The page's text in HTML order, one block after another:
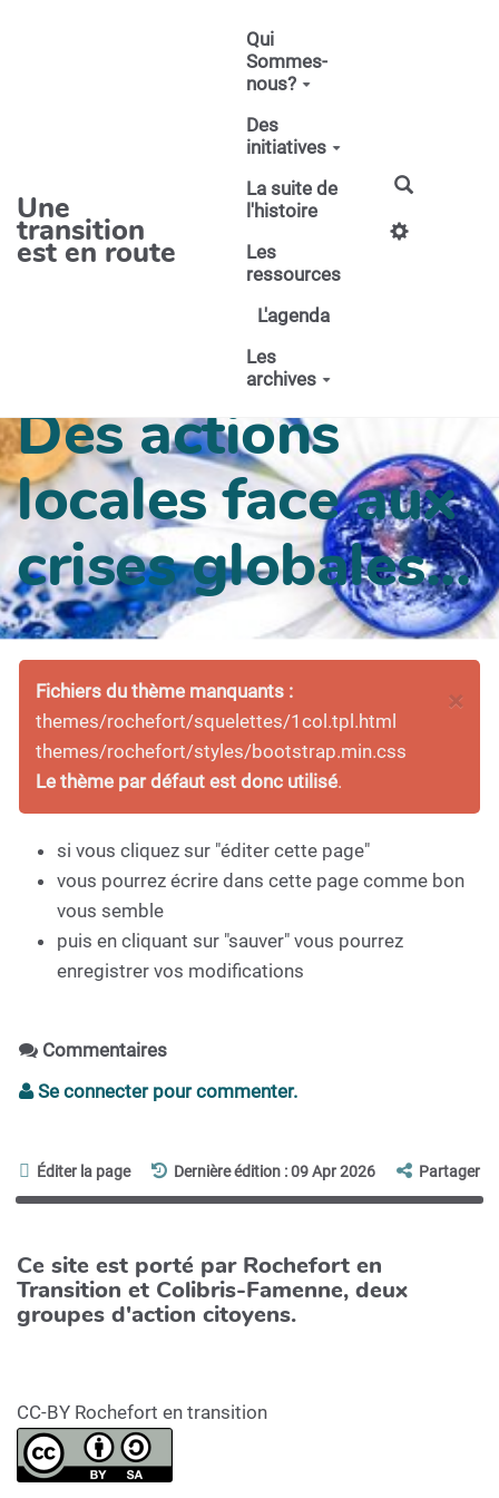
Une
transition
est en route
Qui
Sommes-
nous?
Des
initiatives
La suite de
l'histoire
Les
ressources
L'agenda
Les
archives
Des actions
locales face aux
crises globales...
×
Fichiers du thème manquants :
themes/rochefort/squelettes/1col.tpl.html
themes/rochefort/styles/bootstrap.min.css
Le thème par défaut est donc utilisé.
si vous cliquez sur "éditer cette page"
vous pourrez écrire dans cette page comme bon
vous semble
puis en cliquant sur "sauver" vous pourrez
enregistrer vos modifications
Commentaires
Se connecter pour commenter.
Éditer la page Dernière édition : 09 Apr 2026 Partager
Ce site est porté par Rochefort en
Transition et Colibris-Famenne, deux
groupes d'action citoyens.
CC-BY Rochefort en transition